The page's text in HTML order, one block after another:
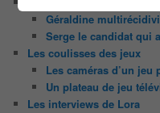
Géraldine
Serge le candidat qui
Les coulisses des jeux
Les caméras d’un jeu
Un plateau de jeu
Les interviews de Lora